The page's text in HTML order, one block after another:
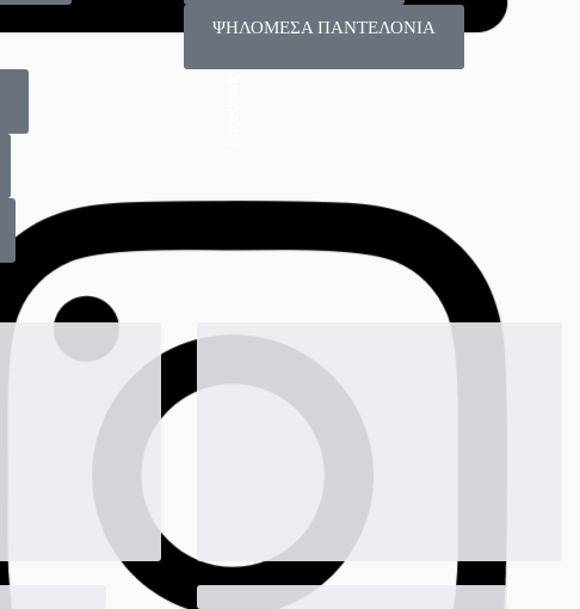
ΨΗΛΟΜΕΣΑ ΠΑΝΤΕΛΟΝΙΑ